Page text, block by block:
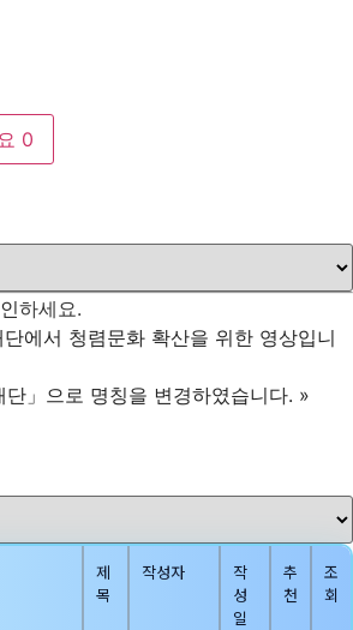
0
하세요.
에서 청렴문화 확산을 위한 영상입니
단」으로 명칭을 변경하였습니다. »
제
목
작성자
작
성
일
추
천
조
회